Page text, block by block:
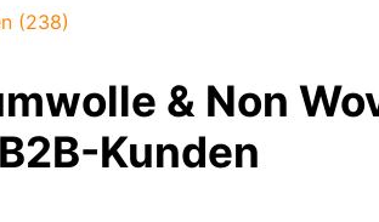
(238)
& Non
Kunden